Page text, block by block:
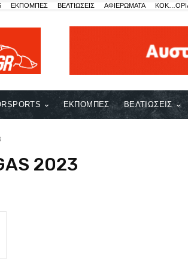
ΕΚΠΟΜΠΕΣ ΒΕΛΤΙΩΣΕΙΣ ΑΦΙΕΡΩΜΑΤΑ
ΕΚΠΟΜΠΕΣ ΒΕΛΤΙΩΣΕΙΣ
2023